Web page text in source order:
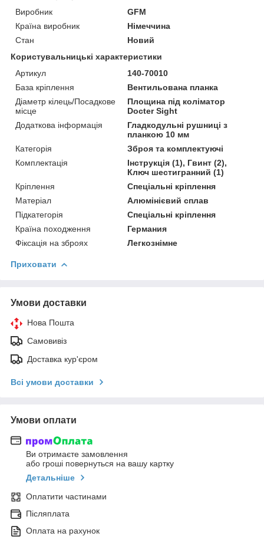
Виробник
GFM
Країна виробник
Німеччина
Стан
Новий
Користувальницькі характеристики
Артикул
140-70010
База кріплення
Вентильована планка
Діаметр кілець/Посадкове
місце
Площина під коліматор
Docter Sight
Додаткова інформація
Гладкодульні рушниці з
планкою 10 мм
Категорія
Зброя та комплектуючі
Комплектація
Інструкція (1), Гвинт (2),
Ключ шестигранний (1)
Кріплення
Спеціальні кріплення
Матеріал
Алюмінієвий сплав
Підкатегорія
Спеціальні кріплення
Країна походження
Германия
Фіксація на зброях
Легкознімне
Приховати
Умови доставки
Нова Пошта
Самовивіз
Доставка кур'єром
Всі умови доставки
Умови оплати
Ви отримаєте замовлення
або гроші повернуться на вашу картку
Детальніше
Оплатити частинами
Післяплата
Оплата на рахунок